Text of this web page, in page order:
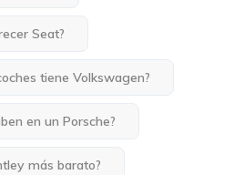
Seat?
tiene Volkswagen?
en un Porsche?
más barato?